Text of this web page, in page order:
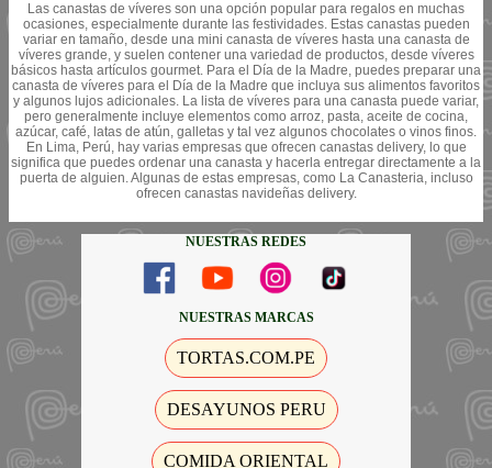
Las canastas de víveres son una opción popular para regalos en muchas
ocasiones, especialmente durante las festividades. Estas canastas pueden
variar en tamaño, desde una mini canasta de víveres hasta una canasta de
víveres grande, y suelen contener una variedad de productos, desde víveres
básicos hasta artículos gourmet. Para el Día de la Madre, puedes preparar una
canasta de víveres para el Día de la Madre que incluya sus alimentos favoritos
y algunos lujos adicionales. La lista de víveres para una canasta puede variar,
pero generalmente incluye elementos como arroz, pasta, aceite de cocina,
azúcar, café, latas de atún, galletas y tal vez algunos chocolates o vinos finos.
En Lima, Perú, hay varias empresas que ofrecen canastas delivery, lo que
significa que puedes ordenar una canasta y hacerla entregar directamente a la
puerta de alguien. Algunas de estas empresas, como La Canasteria, incluso
ofrecen canastas navideñas delivery.
NUESTRAS REDES
NUESTRAS MARCAS
TORTAS.COM.PE
DESAYUNOS PERU
COMIDA ORIENTAL